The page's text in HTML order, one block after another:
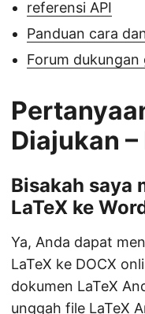
referensi API
Panduan cara
Forum dukungan
Diajukan –
Bisakah saya
LaTeX ke
Ya, Anda dapat
LaTeX ke DOCX
dokumen LaTeX
unggah file LaTeX